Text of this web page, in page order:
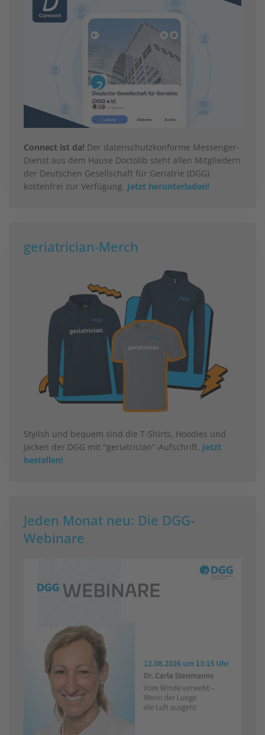
Connect ist da! Der datenschutzkonforme Messenger-
Dienst aus dem Hause Doctolib steht allen Mitgliedern
der Deutschen Gesellschaft für Geriatrie (DGG)
kostenfrei zur Verfügung. Jetzt herunterladen!
geriatrician-Merch
Stylish und bequem sind die T-Shirts, Hoodies und
Jacken der DGG mit "geriatrician"-Aufschrift. Jetzt
bestellen!
Jeden Monat neu: Die DGG-
Webinare